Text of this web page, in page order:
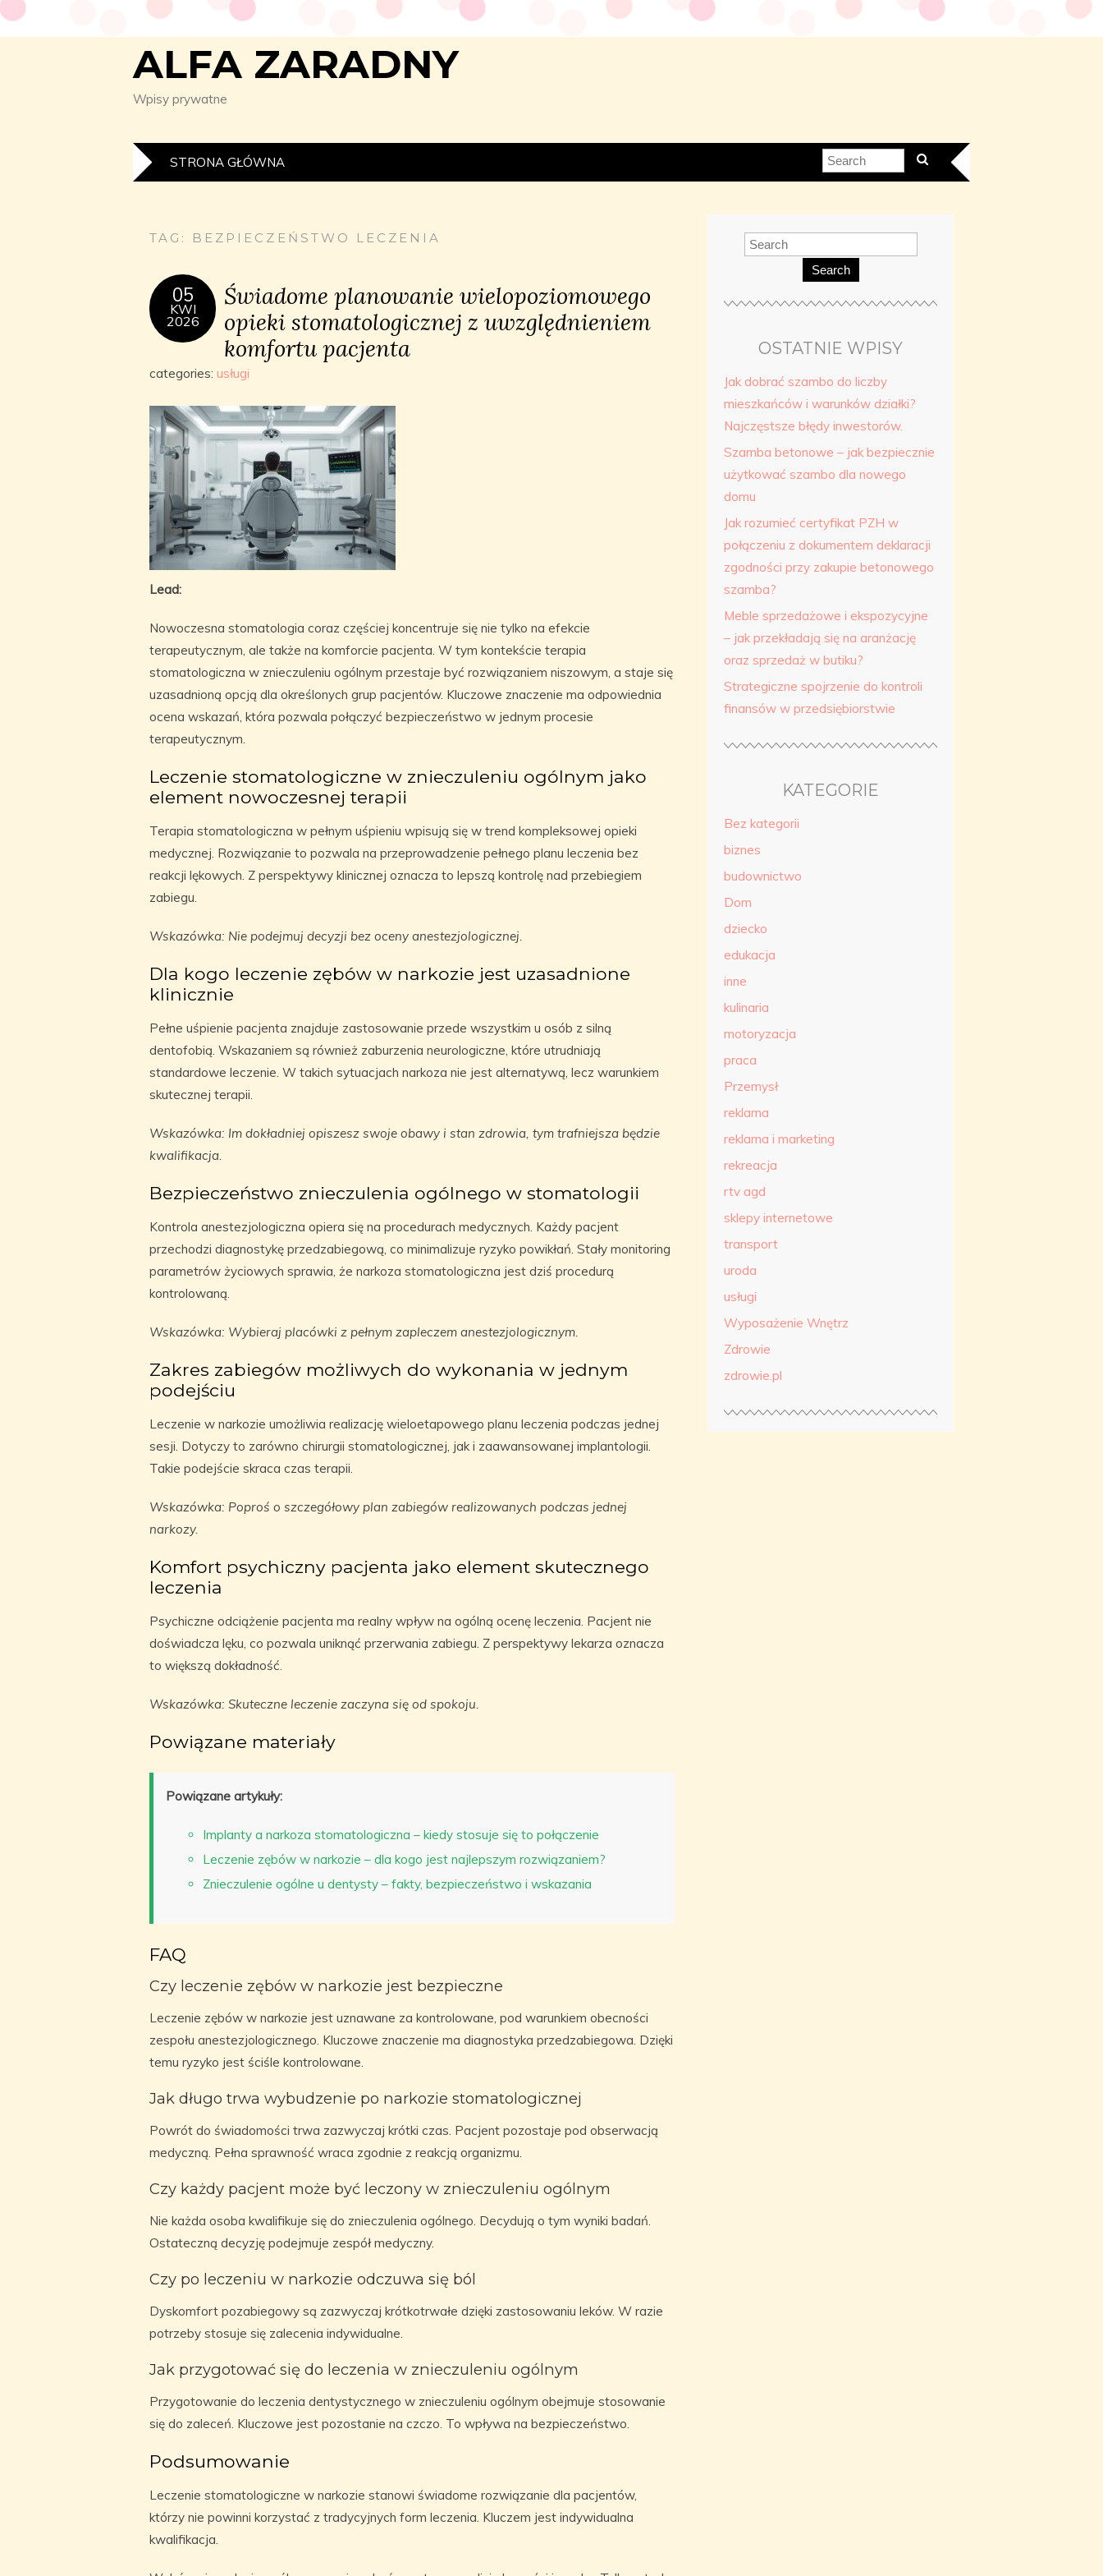
ALFA ZARADNY
Wpisy prywatne
STRONA GŁÓWNA
TAG: BEZPIECZEŃSTWO LECZENIA
05
KWI
2026
Świadome planowanie wielopoziomowego
opieki stomatologicznej z uwzględnieniem
komfortu pacjenta
categories: usługi
Lead:
Nowoczesna stomatologia coraz częściej koncentruje się nie tylko na efekcie
terapeutycznym, ale także na komforcie pacjenta. W tym kontekście terapia
stomatologiczna w znieczuleniu ogólnym przestaje być rozwiązaniem niszowym, a staje się
uzasadnioną opcją dla określonych grup pacjentów. Kluczowe znaczenie ma odpowiednia
ocena wskazań, która pozwala połączyć bezpieczeństwo w jednym procesie
terapeutycznym.
Leczenie stomatologiczne w znieczuleniu ogólnym jako
element nowoczesnej terapii
Terapia stomatologiczna w pełnym uśpieniu wpisują się w trend kompleksowej opieki
medycznej. Rozwiązanie to pozwala na przeprowadzenie pełnego planu leczenia bez
reakcji lękowych. Z perspektywy klinicznej oznacza to lepszą kontrolę nad przebiegiem
zabiegu.
Wskazówka: Nie podejmuj decyzji bez oceny anestezjologicznej.
Dla kogo leczenie zębów w narkozie jest uzasadnione
klinicznie
Pełne uśpienie pacjenta znajduje zastosowanie przede wszystkim u osób z silną
dentofobią. Wskazaniem są również zaburzenia neurologiczne, które utrudniają
standardowe leczenie. W takich sytuacjach narkoza nie jest alternatywą, lecz warunkiem
skutecznej terapii.
Wskazówka: Im dokładniej opiszesz swoje obawy i stan zdrowia, tym trafniejsza będzie
kwalifikacja.
Bezpieczeństwo znieczulenia ogólnego w stomatologii
Kontrola anestezjologiczna opiera się na procedurach medycznych. Każdy pacjent
przechodzi diagnostykę przedzabiegową, co minimalizuje ryzyko powikłań. Stały monitoring
parametrów życiowych sprawia, że narkoza stomatologiczna jest dziś procedurą
kontrolowaną.
Wskazówka: Wybieraj placówki z pełnym zapleczem anestezjologicznym.
Zakres zabiegów możliwych do wykonania w jednym
podejściu
Leczenie w narkozie umożliwia realizację wieloetapowego planu leczenia podczas jednej
sesji. Dotyczy to zarówno chirurgii stomatologicznej, jak i zaawansowanej implantologii.
Takie podejście skraca czas terapii.
Wskazówka: Poproś o szczegółowy plan zabiegów realizowanych podczas jednej
narkozy.
Komfort psychiczny pacjenta jako element skutecznego
leczenia
Psychiczne odciążenie pacjenta ma realny wpływ na ogólną ocenę leczenia. Pacjent nie
doświadcza lęku, co pozwala uniknąć przerwania zabiegu. Z perspektywy lekarza oznacza
to większą dokładność.
Wskazówka: Skuteczne leczenie zaczyna się od spokoju.
Powiązane materiały
Powiązane artykuły:
Implanty a narkoza stomatologiczna – kiedy stosuje się to połączenie
Leczenie zębów w narkozie – dla kogo jest najlepszym rozwiązaniem?
Znieczulenie ogólne u dentysty – fakty, bezpieczeństwo i wskazania
FAQ
Czy leczenie zębów w narkozie jest bezpieczne
Leczenie zębów w narkozie jest uznawane za kontrolowane, pod warunkiem obecności
zespołu anestezjologicznego. Kluczowe znaczenie ma diagnostyka przedzabiegowa. Dzięki
temu ryzyko jest ściśle kontrolowane.
Jak długo trwa wybudzenie po narkozie stomatologicznej
Powrót do świadomości trwa zazwyczaj krótki czas. Pacjent pozostaje pod obserwacją
medyczną. Pełna sprawność wraca zgodnie z reakcją organizmu.
Czy każdy pacjent może być leczony w znieczuleniu ogólnym
Nie każda osoba kwalifikuje się do znieczulenia ogólnego. Decydują o tym wyniki badań.
Ostateczną decyzję podejmuje zespół medyczny.
Czy po leczeniu w narkozie odczuwa się ból
Dyskomfort pozabiegowy są zazwyczaj krótkotrwałe dzięki zastosowaniu leków. W razie
potrzeby stosuje się zalecenia indywidualne.
Jak przygotować się do leczenia w znieczuleniu ogólnym
Przygotowanie do leczenia dentystycznego w znieczuleniu ogólnym obejmuje stosowanie
się do zaleceń. Kluczowe jest pozostanie na czczo. To wpływa na bezpieczeństwo.
Podsumowanie
Leczenie stomatologiczne w narkozie stanowi świadome rozwiązanie dla pacjentów,
którzy nie powinni korzystać z tradycyjnych form leczenia. Kluczem jest indywidualna
kwalifikacja.
Search
OSTATNIE WPISY
Jak dobrać szambo do liczby
mieszkańców i warunków działki?
Najczęstsze błędy inwestorów.
Szamba betonowe – jak bezpiecznie
użytkować szambo dla nowego
domu
Jak rozumieć certyfikat PZH w
połączeniu z dokumentem deklaracji
zgodności przy zakupie betonowego
szamba?
Meble sprzedażowe i ekspozycyjne
– jak przekładają się na aranżację
oraz sprzedaż w butiku?
Strategiczne spojrzenie do kontroli
finansów w przedsiębiorstwie
KATEGORIE
Bez kategorii
biznes
budownictwo
Dom
dziecko
edukacja
inne
kulinaria
motoryzacja
praca
Przemysł
reklama
reklama i marketing
rekreacja
rtv agd
sklepy internetowe
transport
uroda
usługi
Wyposażenie Wnętrz
Zdrowie
zdrowie.pl